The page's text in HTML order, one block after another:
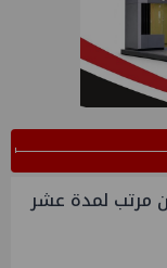
مرتب لمدة عشر